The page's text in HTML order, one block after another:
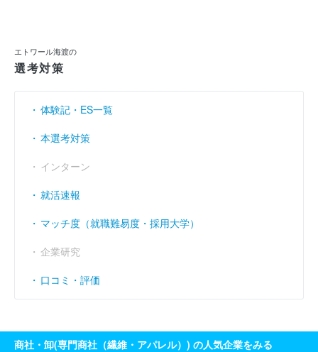
利益余剰金
売上伸び率
営業利益率 （％）
経常利益率 （％）
エトワール海渡の
選考対策
体験記・ES一覧
本選考対策
インターン
就活速報
マッチ度（就職難易度・採用大学）
企業研究
口コミ・評価
商社・卸(専門商社（繊維・アパレル）) の人気企業をみる